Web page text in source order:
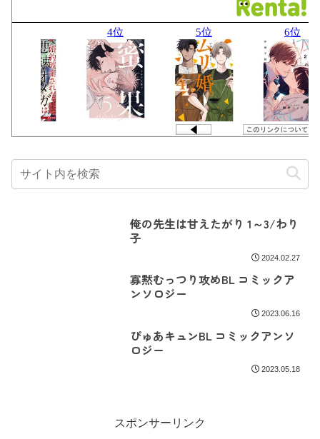
俺の先生は甘えたがり 1～3/わり
子
2024.02.27
寡黙むっつり攻めBL コミックア
ンソロジー
2023.06.16
ぴゅあキュンBL コミックアンソ
ロジー
2023.05.18
スポンサーリンク